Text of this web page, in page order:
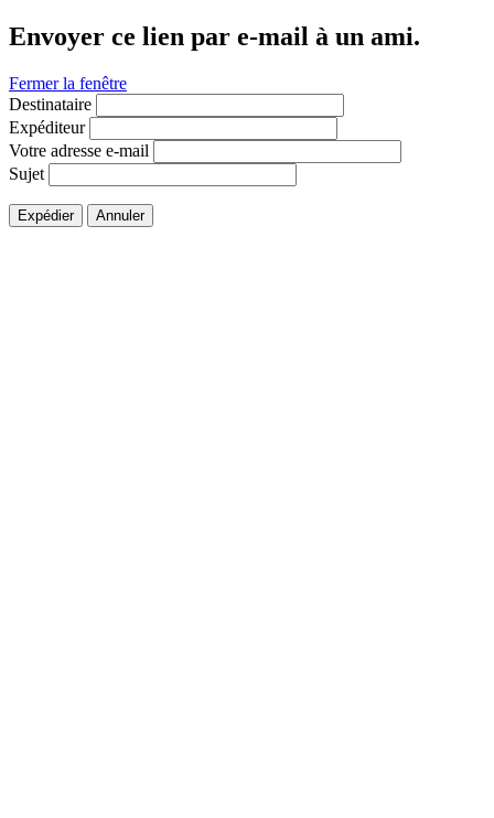
Envoyer ce lien par e-mail à un ami.
Fermer la fenêtre
Destinataire
Expéditeur
Votre adresse e-mail
Sujet
Expédier Annuler